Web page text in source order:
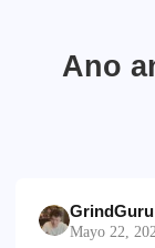
Ano
GrindGuru
Mayo 22,